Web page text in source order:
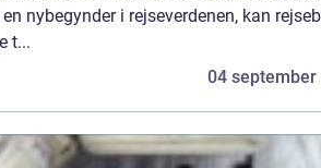
nybegynder i rejseverdenen, kan
t...
04 september